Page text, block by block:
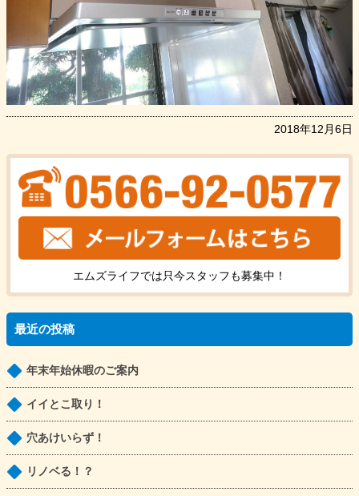
2018年12月6日
エムズライフでは只今スタッフも募集中！
最近の投稿
年末年始休暇のご案内
イイとこ取り！
穴あけいらず！
リノベる！？